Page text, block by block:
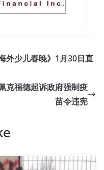
外少儿春晚》1月30日直
克福德起诉政府强制疫
苗令违宪